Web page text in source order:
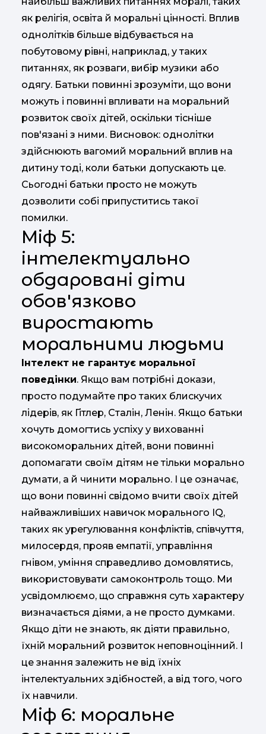
як релігія, освіта й моральні цінності. Вплив
однолітків більше відбувається на
побутовому рівні, наприклад, у таких
питаннях, як розваги, вибір музики або
одягу. Батьки повинні зрозуміти, що вони
можуть і повинні впливати на моральний
розвиток своїх дітей, оскільки тісніше
пов'язані з ними. Висновок: однолітки
здійснюють вагомий моральний вплив на
дитину тоді, коли батьки допускають це.
Сьогодні батьки просто не можуть
дозволити собі припуститись такої
помилки.
Міф 5:
інтелектуально
обдаровані діти
обов'язково
виростають
моральними людьми
Інтелект не гарантує моральної
поведінки. Якщо вам потрібні докази,
просто подумайте про таких блискучих
лідерів, як Гітлер, Сталін, Ленін. Якщо батьки
хочуть домогтись успіху у вихованні
високоморальних дітей, вони повинні
допомагати своїм дітям не тільки морально
думати, а й чинити морально. І це означає,
що вони повинні свідомо вчити своїх дітей
найважливіших навичок морального IQ,
таких як урегулювання конфліктів, співчуття,
милосердя, прояв емпатії, управління
гнівом, уміння справедливо домовлятись,
використовувати самоконтроль тощо. Ми
усвідомлюємо, що справжня суть характеру
визначається діями, а не просто думками.
Якщо діти не знають, як діяти правильно,
їхній моральний розвиток неповноцінний. І
це знання залежить не від їхніх
інтелектуальних здібностей, а від того, чого
їх навчили.
Міф 6: моральне